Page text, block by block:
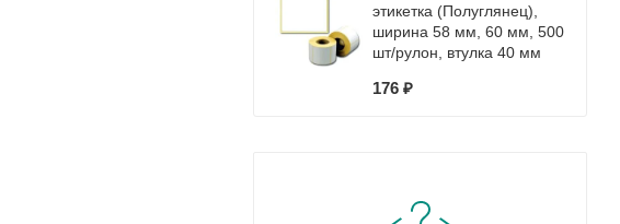
этикетка (Полуглянец),
ширина 58 мм, 60 мм, 500
шт/рулон, втулка 40 мм
176 ₽